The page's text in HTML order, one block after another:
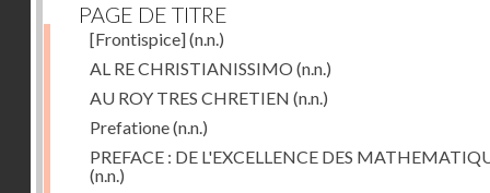
PAGE DE TITRE
[Frontispice](n.n.)
AL RE CHRISTIANISSIMO (n.n.)
AU ROY TRES CHRETIEN (n.n.)
Prefatione(n.n.)
PREFACE : DE L'EXCELLENCE DES
(n.n.)